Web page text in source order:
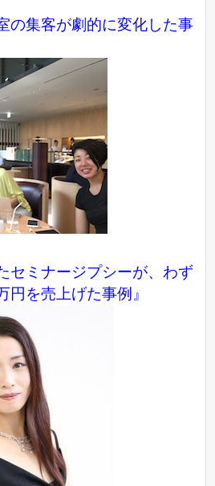
の集客が劇的に変化した事
セミナージプシーが、わず
円を売上げた事例』